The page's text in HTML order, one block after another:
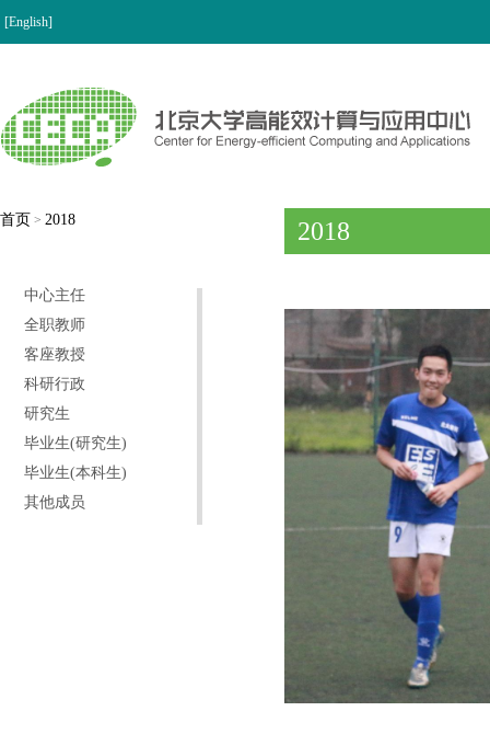
[English]
首页 > 2018
中心主任
全职教师
客座教授
科研行政
研究生
毕业生(研究生)
毕业生(本科生)
其他成员
2018